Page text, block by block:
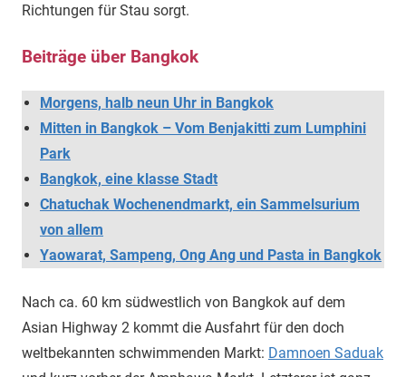
Richtungen für Stau sorgt.
Beiträge über Bangkok
Morgens, halb neun Uhr in Bangkok
Mitten in Bangkok – Vom Benjakitti zum Lumphini
Park
Bangkok, eine klasse Stadt
Chatuchak Wochenendmarkt, ein Sammelsurium
von allem
Yaowarat, Sampeng, Ong Ang und Pasta in Bangkok
Nach ca. 60 km südwestlich von Bangkok auf dem
Asian Highway 2 kommt die Ausfahrt für den doch
weltbekannten schwimmenden Markt: Damnoen Saduak